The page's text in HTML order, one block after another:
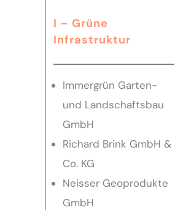
I – Grüne
Infrastruktur
Immergrün Garten-
und Landschaftsbau
GmbH
Richard Brink GmbH &
Co. KG
Neisser Geoprodukte
GmbH